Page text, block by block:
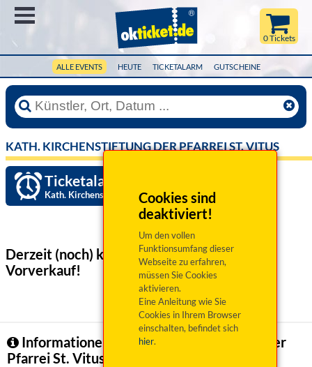
ALLE EVENTS HEUTE TICKETALARM GUTSCHEINE
0 Tickets
Cookies sind
deaktiviert!
Um den vollen
Funktionsumfang dieser
Webseite zu erfahren,
müssen Sie Cookies
aktivieren.
Eine Anleitung wie Sie
Cookies in Ihrem Browser
einschalten, befindet sich
hier.
KATH. KIRCHENSTIFTUNG DER PFARREI ST. VITUS
Ticketalarm einrichten »
Kath. Kirchenstiftung der Pfarrei St. Vitus
Derzeit (noch) keine Veranstaltungen
Vorverkauf!
Informationen zu Kath. Kirchenstiftung der
Pfarrei St. Vitus